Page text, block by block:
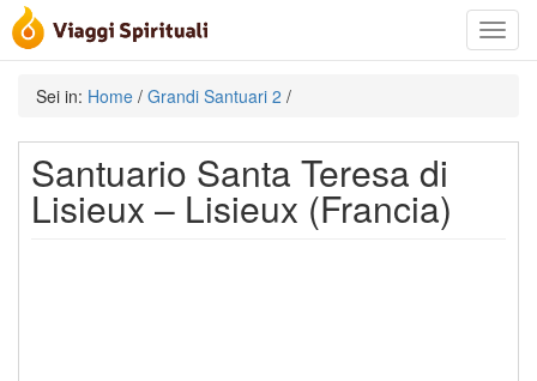
Toggle
Sei in: Home / Grandi Santuari 2 /
Santuario Santa Teresa di
Lisieux – Lisieux (Francia)